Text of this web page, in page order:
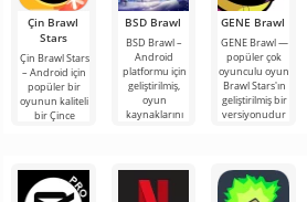
Çin Brawl
Stars
Çin Brawl Stars
– Android için
popüler bir
oyunun kaliteli
bir Çince
BSD Brawl
BSD Brawl –
Android
platformu için
geliştirilmiş,
oyun
kaynaklarını
GENE Brawl
GENE Brawl —
popüler çok
oyunculu oyun
Brawl Stars'ın
geliştirilmiş bir
versiyonudur